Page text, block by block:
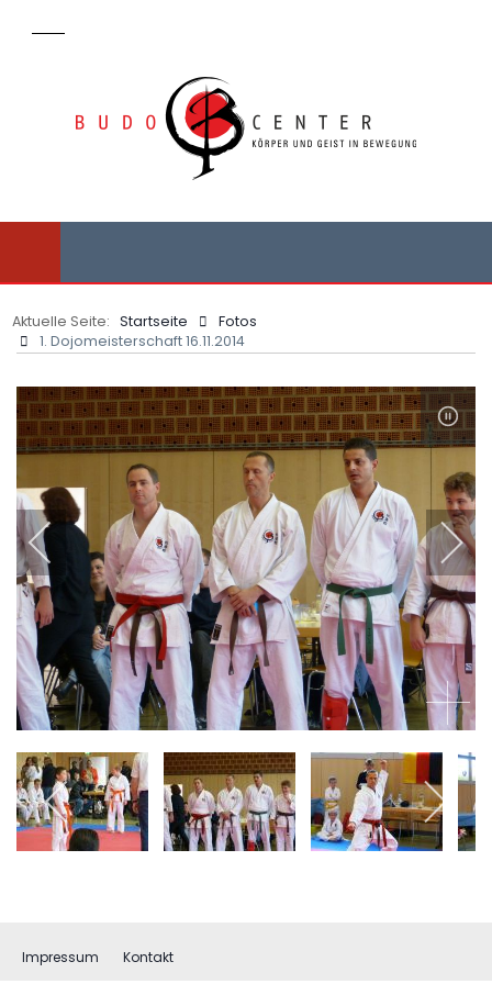
Aktuelle Seite: Startseite
Fotos
1. Dojomeisterschaft 16.11.2014
Impressum Kontakt